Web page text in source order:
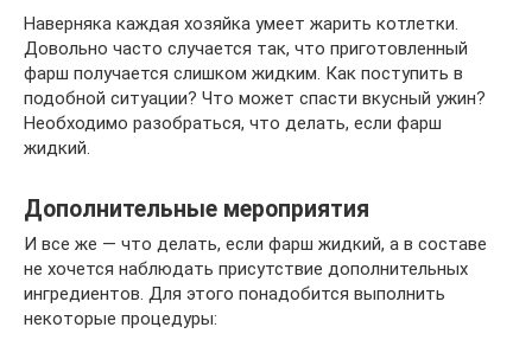
Наверняка каждая хозяйка умеет жарить котлетки.
Довольно часто случается так, что приготовленный
фарш получается слишком жидким. Как поступить в
подобной ситуации? Что может спасти вкусный ужин?
Необходимо разобраться, что делать, если фарш
жидкий.
Дополнительные мероприятия
И все же — что делать, если фарш жидкий, а в составе
не хочется наблюдать присутствие дополнительных
ингредиентов. Для этого понадобится выполнить
некоторые процедуры: